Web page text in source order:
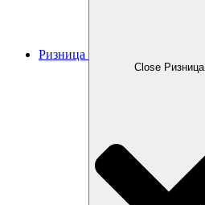
Ризница
Close Ризница